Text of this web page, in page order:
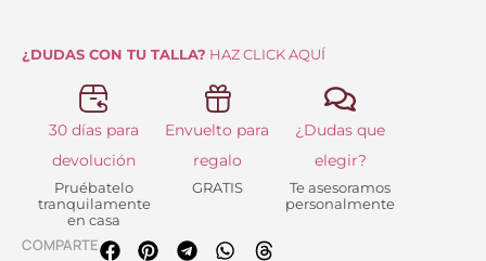
¿DUDAS CON TU TALLA? HAZ CLICK AQUÍ
30 días para
devolución
Pruébatelo
tranquilamente
en casa
Envuelto para
regalo
GRATIS
¿Dudas que
elegir?
Te asesoramos
personalmente
COMPARTE